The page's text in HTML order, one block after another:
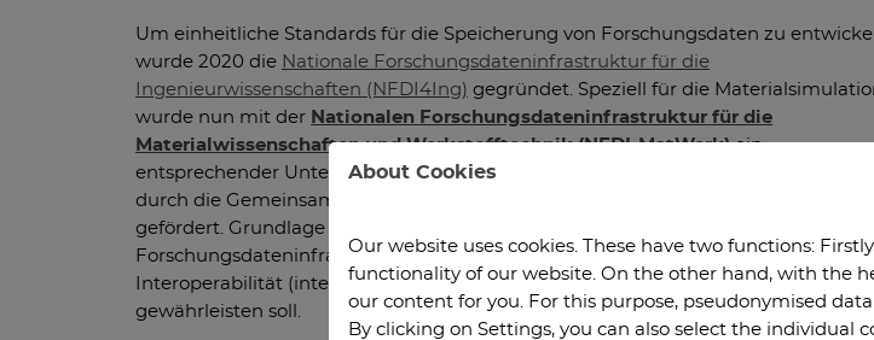
Um einheitliche Standards für die Speicherung von Forschungsdaten zu
wurde 2020 die Nationale Forschungsdateninfrastruktur für die
Ingenieurwissenschaften (NFDI4Ing) gegründet. Speziell für die
wurde nun mit der Nationalen Forschungsdateninfrastruktur für die
Materialwissenschaften und Werkstofftechnik (NFDI-MatWerk)ein
entsprechender Unterbereich eingerichtet. Dieser wird in den folgenden 5 Jahren
durch die Gemeinsame Wissenschaftskonferenz (GWK) mit rund 15,7 Mio. Euro
gefördert. Grundlage der NFDI sind die FAIR-Prinzipen, wonach die entstehende
Forschungsdateninfrastruktur Auffindbarkeit (findable), Zugänglichkeit
Interoperabilität (interoperable) und Wiederverwendbarkeit (reproducable)
gewährleisten soll.
About Cookies
Our website uses cookies. These have two functions:
functionality of our website. On the other hand, with the
our content for you. For this purpose, pseudonymised
By clicking on Settings, you can also select the individual